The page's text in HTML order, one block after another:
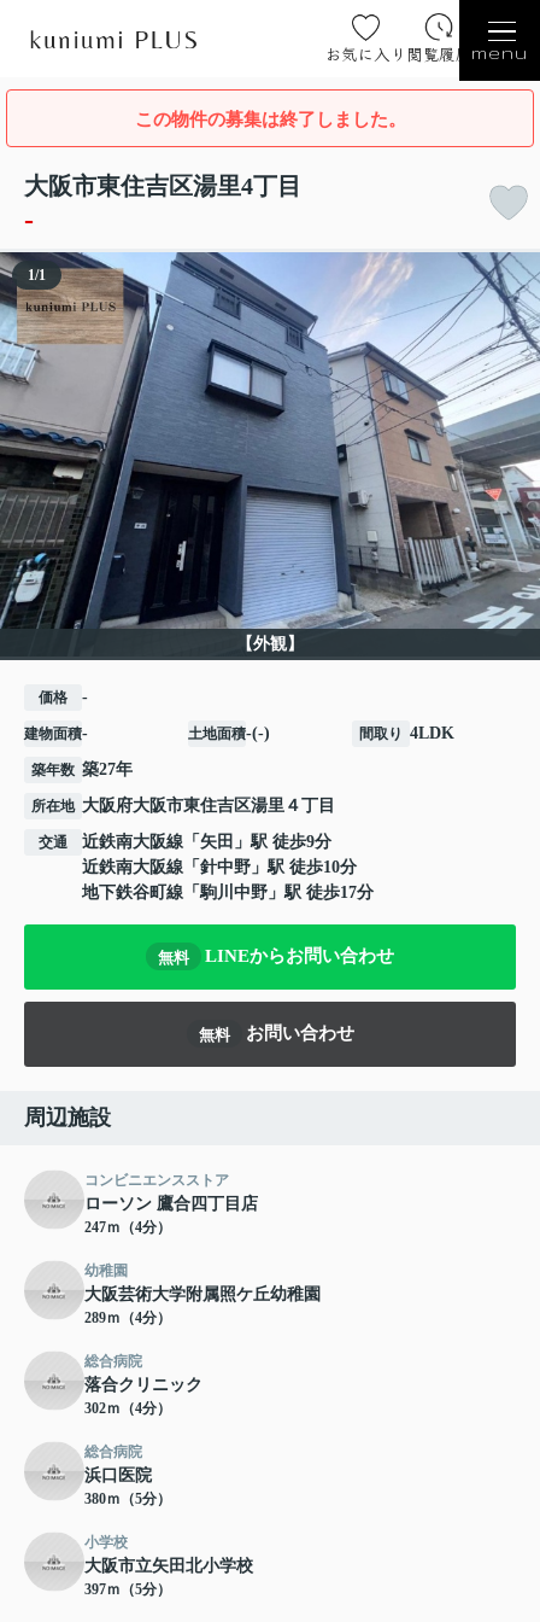
お気に入り 閲覧履歴 menu
この物件の募集は終了しました。
大阪市東住吉区湯里4丁目
-
【外観】
1/1
価格 -
建物面積- 土地面積-(-) 間取り 4LDK
築年数 築27年
所在地 大阪府大阪市東住吉区湯里 ４丁目
交通 近鉄南大阪線 「 矢田 」駅 徒歩9分
近鉄南大阪線 「 針中野 」駅 徒歩10分
地下鉄谷町線 「 駒川中野 」駅 徒歩17分
無料 LINEからお問い合わせ
無料 お問い合わせ
周辺施設
コンビニエンスストア
ローソン 鷹合四丁目店
247ｍ（4分）
幼稚園
大阪芸術大学附属照ケ丘幼稚園
289ｍ（4分）
総合病院
落合クリニック
302ｍ（4分）
総合病院
浜口医院
380ｍ（5分）
小学校
大阪市立矢田北小学校
397ｍ（5分）